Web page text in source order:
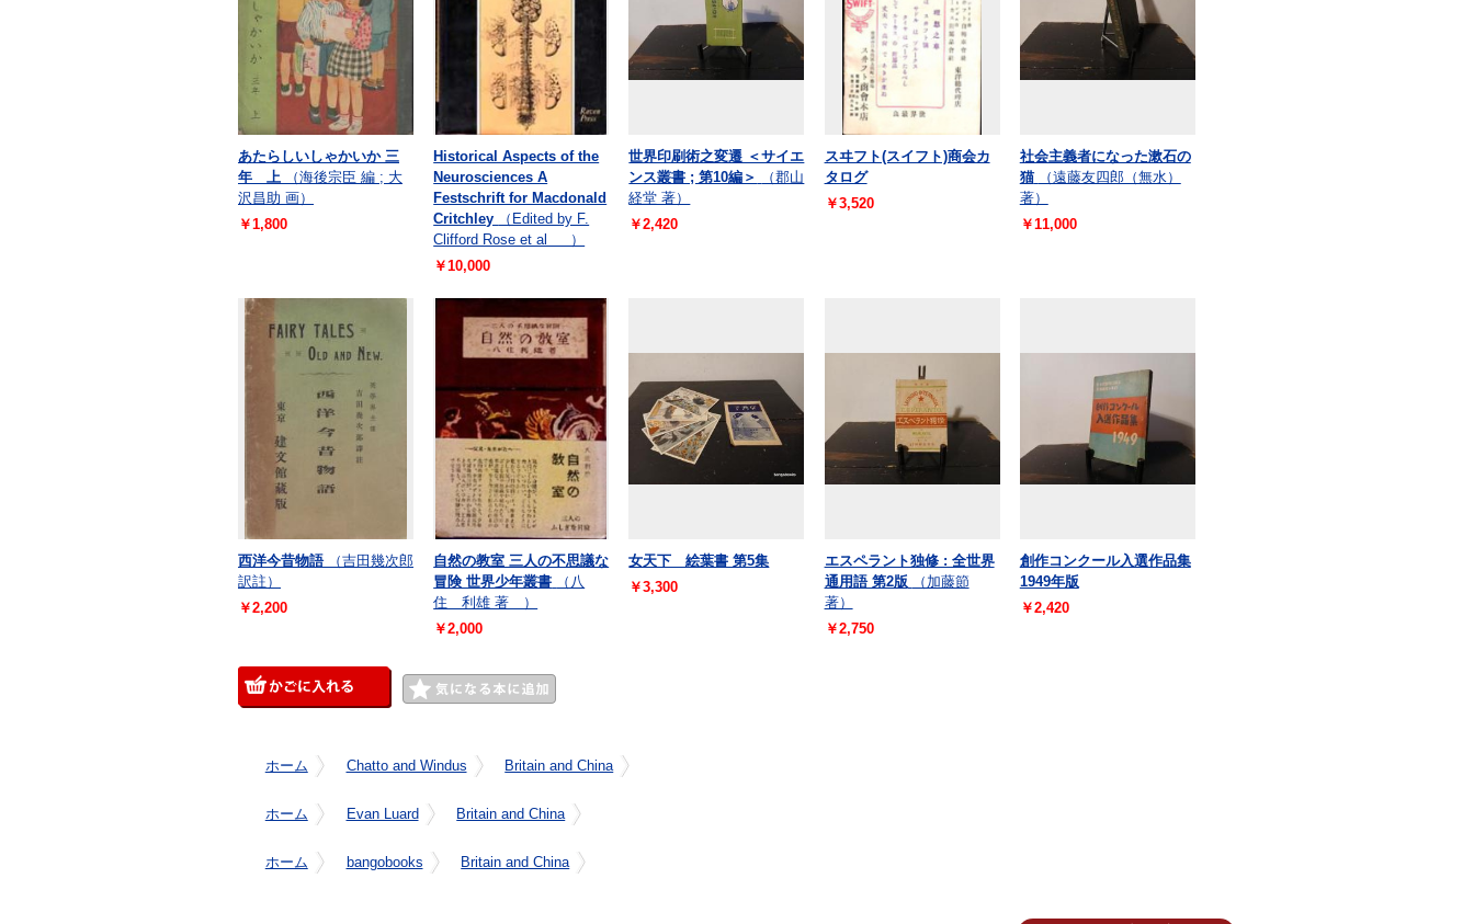
あたらしいしゃかいか 三
年 上
（海後宗臣 編 ; 大
沢昌助 画）
￥1,800
Historical Aspects of the
Neurosciences A
Festschrift for Macdonald
Critchley
（Edited by F.
Clifford Rose et al ）
￥10,000
世界印刷術之変遷 ＜サイエ
ンス叢書 ; 第10編＞
（郡山
経堂 著）
￥2,420
スヰフト(スイフト)商会カ
タログ
￥3,520
社会主義者になった漱石の
猫
（遠藤友四郎（無水）
著）
￥11,000
西洋今昔物語
（吉田幾次郎
訳註）
￥2,200
自然の教室 三人の不思議な
冒険 世界少年叢書
（八
住 利雄 著 ）
￥2,000
女天下 絵葉書 第5集
￥3,300
エスペラント独修 : 全世界
通用語 第2版
（加藤節
著）
￥2,750
創作コンクール入選作品集
1949年版
￥2,420
ホーム Chatto and Windus Britain and China
ホーム Evan Luard Britain and China
ホーム bangobooks Britain and China